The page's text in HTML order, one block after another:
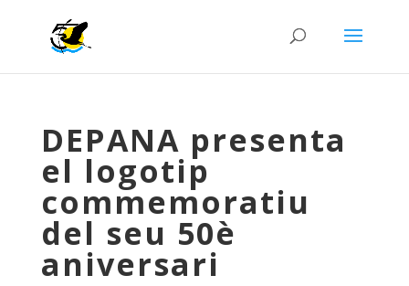
DEPANA presenta
el logotip
commemoratiu
del seu 50è
aniversari